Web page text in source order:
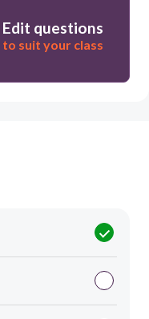
Edit questions
to suit your class